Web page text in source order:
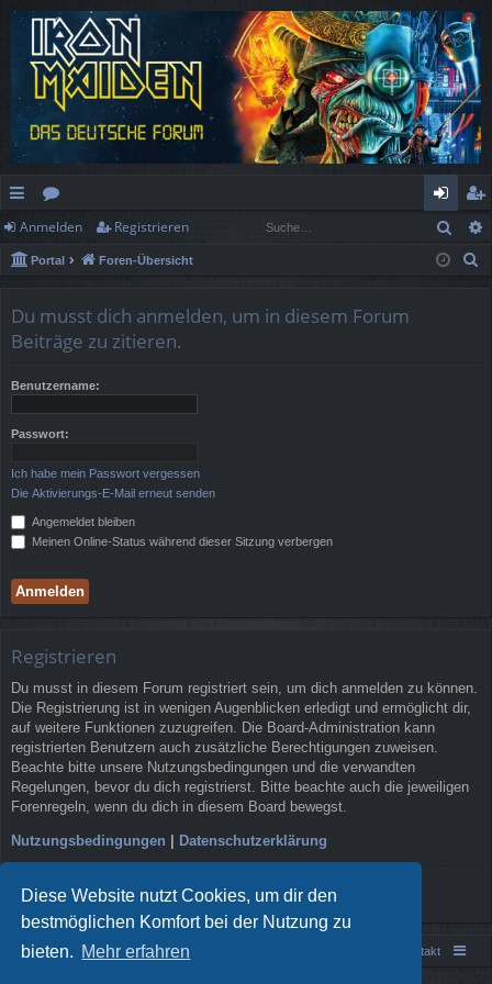
Diese Website nutzt Cookies, um dir den
bestmöglichen Komfort bei der Nutzung zu
bieten. Mehr erfahren
ch
ne
ug
f
or
en
n
m
eg
ist
Anmelden Registrieren
Portal Foren-Übersicht
Du musst dich anmelden, um in diesem Forum
Beiträge zu zitieren.
Benutzername:
Passwort:
Ich habe mein Passwort vergessen
Die Aktivierungs-E-Mail erneut senden
Angemeldet bleiben
Meinen Online-Status während dieser Sitzung verbergen
Registrieren
Du musst in diesem Forum registriert sein, um dich anmelden zu können.
Die Registrierung ist in wenigen Augenblicken erledigt und ermöglicht dir,
auf weitere Funktionen zuzugreifen. Die Board-Administration kann
registrierten Benutzern auch zusätzliche Berechtigungen zuweisen.
Beachte bitte unsere Nutzungsbedingungen und die verwandten
Regelungen, bevor du dich registrierst. Bitte beachte auch die jeweiligen
Forenregeln, wenn du dich in diesem Board bewegst.
Nutzungsbedingungen | Datenschutzerklärung
Registrieren
Portal Foren-Übersicht Kontakt